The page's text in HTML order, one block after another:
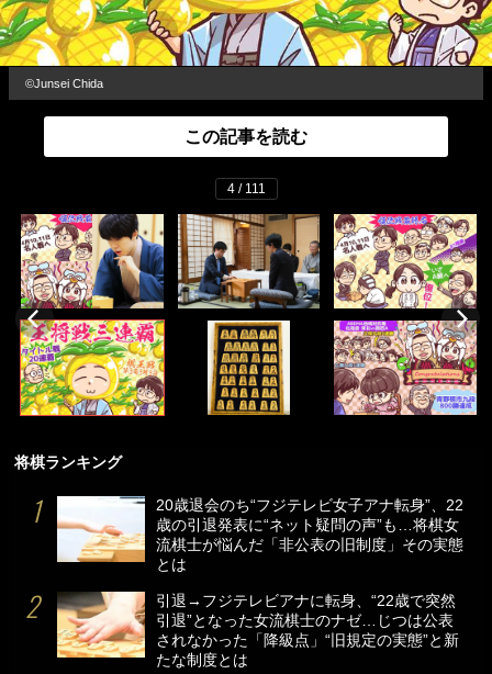
©Junsei Chida
この記事を読む
4 / 111
将棋ランキング
20歳退会のち“フジテレビ女子アナ転身”、22
歳の引退発表に“ネット疑問の声”も…将棋女
流棋士が悩んだ「非公表の旧制度」その実態
とは
引退→フジテレビアナに転身、“22歳で突然
引退”となった女流棋士のナゼ…じつは公表
されなかった「降級点」“旧規定の実態”と新
たな制度とは